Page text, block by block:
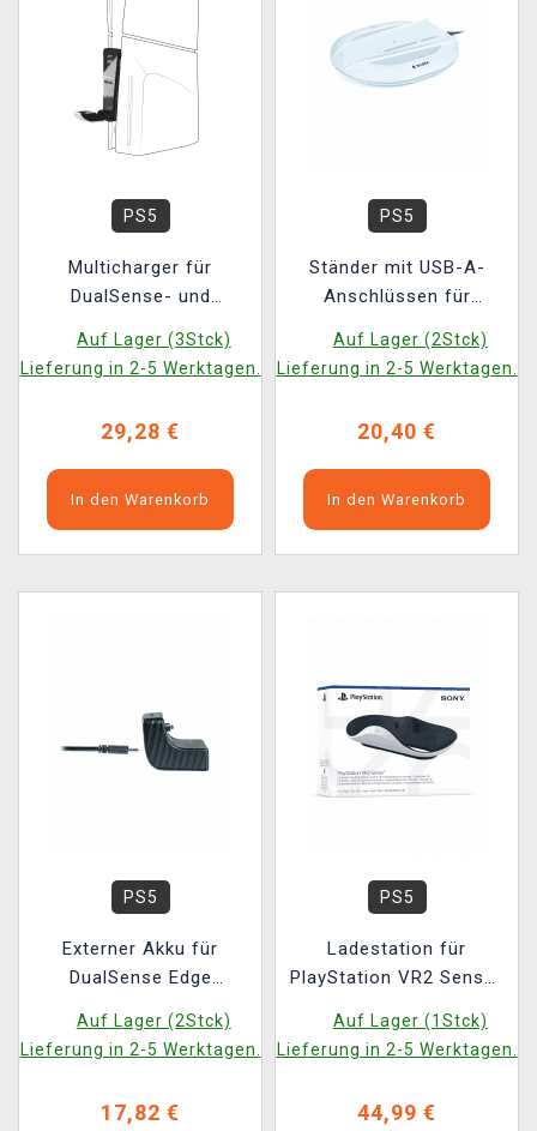
PS5
Multicharger für
DualSense- und
Controller (PlayStation
5 Slim)
Auf Lager (3Stck)
Lieferung in 2-5 Werktagen.
29,28 €
In den Warenkorb
PS5
Ständer mit USB-A-
Anschlüssen für
Auf Lager (2Stck)
Lieferung in 2-5 Werktagen.
20,40 €
In den Warenkorb
PS5
Externer Akku für
DualSense Edge
Auf Lager (2Stck)
Lieferung in 2-5 Werktagen.
17,82 €
PS5
Ladestation für
PlayStation VR2 Sense-
Auf Lager (1Stck)
Lieferung in 2-5 Werktagen.
44,99 €